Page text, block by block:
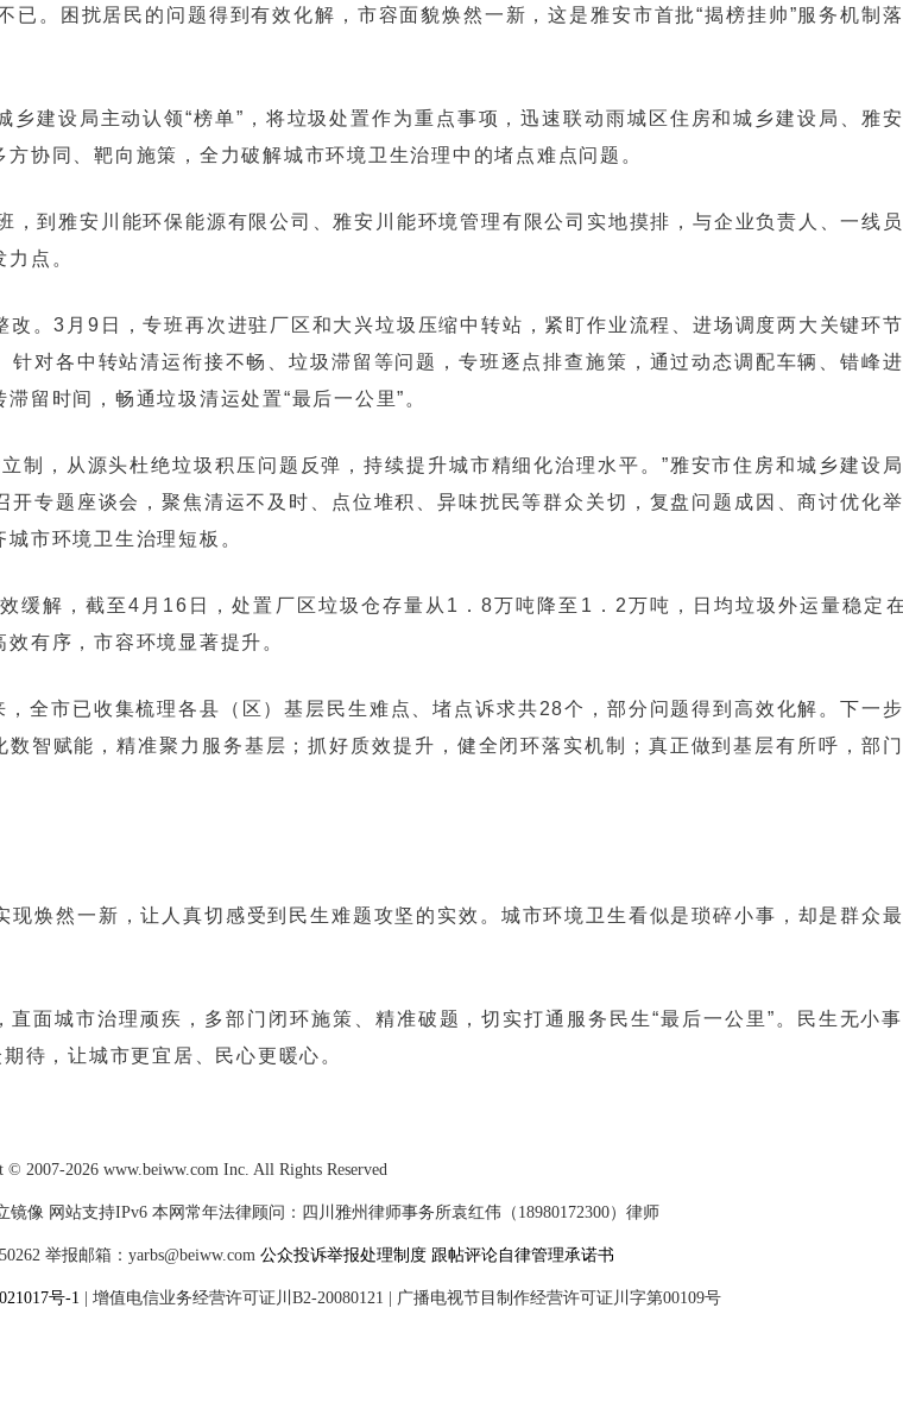
。困扰居民的问题得到有效化解，市容面貌焕然一新，这是雅安市首批“揭榜挂帅”服务机制
建设局主动认领“榜单”，将垃圾处置作为重点事项，迅速联动雨城区住房和城乡建设局、雅
协同、靶向施策，全力破解城市环境卫生治理中的堵点难点问题。
到雅安川能环保能源有限公司、雅安川能环境管理有限公司实地摸排，与企业负责人、一线
点。
。3月9日，专班再次进驻厂区和大兴垃圾压缩中转站，紧盯作业流程、进场调度两大关键环
对各中转站清运衔接不畅、垃圾滞留等问题，专班逐点排查施策，通过动态调配车辆、错峰
留时间，畅通垃圾清运处置“最后一公里”。
制，从源头杜绝垃圾积压问题反弹，持续提升城市精细化治理水平。”雅安市住房和城乡建设
专题座谈会，聚焦清运不及时、点位堆积、异味扰民等群众关切，复盘问题成因、商讨优化
市环境卫生治理短板。
缓解，截至4月16日，处置厂区垃圾仓存量从1．8万吨降至1．2万吨，日均垃圾外运量稳定
有序，市容环境显著提升。
全市已收集梳理各县（区）基层民生难点、堵点诉求共28个，部分问题得到高效化解。下一
智赋能，精准聚力服务基层；抓好质效提升，健全闭环落实机制；真正做到基层有所呼，部
焕然一新，让人真切感受到民生难题攻坚的实效。城市环境卫生看似是琐碎小事，却是群众
面城市治理顽疾，多部门闭环施策、精准破题，切实打通服务民生“最后一公里”。民生无小
待，让城市更宜居、民心更暖心。
© 2007-2026 www.beiww.com Inc. All Rights Reserved
像 网站支持IPv6 本网常年法律顾问：四川雅州律师事务所袁红伟（18980172300）律师
举报邮箱：yarbs@beiww.com 公众投诉举报处理制度 跟帖评论自律管理承诺书
号-1 增值电信业务经营许可证川B2-20080121 广播电视节目制作经营许可证川字第00109号